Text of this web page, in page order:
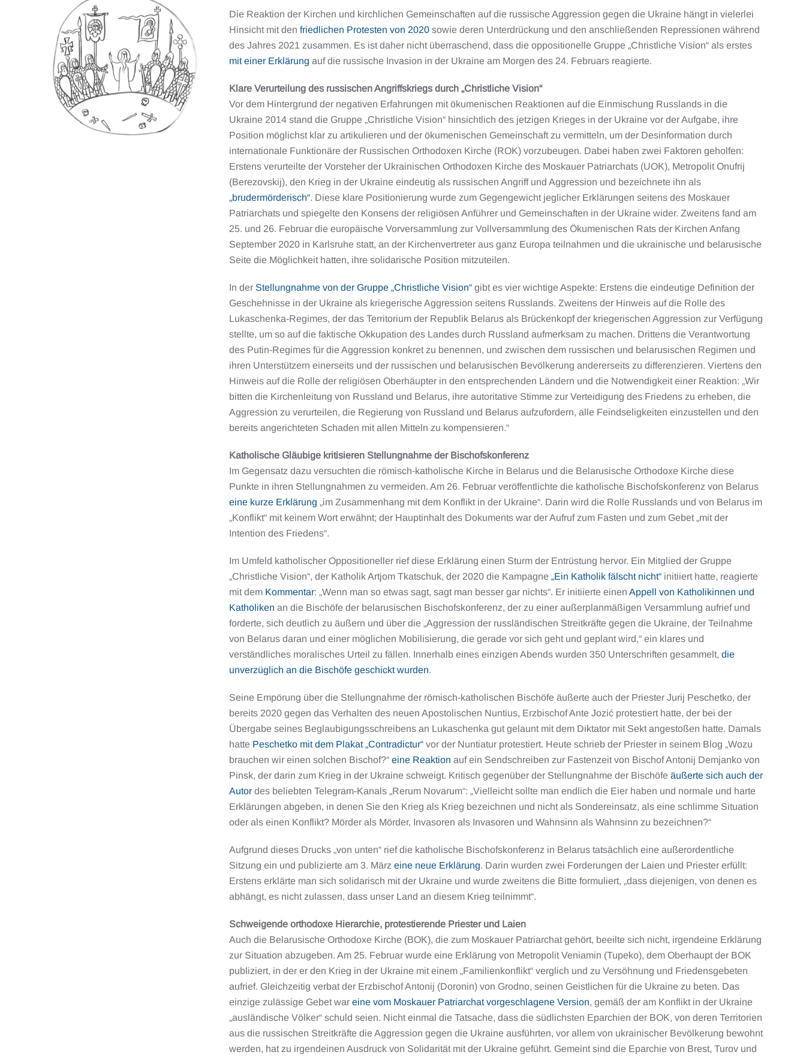
Die Reaktion der Kirchen und kirchlichen Gemeinschaften auf die russische Aggression gegen die Ukraine hängt in vielerlei
Hinsicht mit den friedlichen Protesten von 2020 sowie deren Unterdrückung und den anschließenden Repressionen während
des Jahres 2021 zusammen. Es ist daher nicht überraschend, dass die oppositionelle Gruppe „Christliche Vision“ als erstes
mit einer Erklärung auf die russische Invasion in der Ukraine am Morgen des 24. Februars reagierte.
Klare Verurteilung des russischen Angriffskriegs durch „Christliche Vision“
Vor dem Hintergrund der negativen Erfahrungen mit ökumenischen Reaktionen auf die Einmischung Russlands in die
Ukraine 2014 stand die Gruppe „Christliche Vision“ hinsichtlich des jetzigen Krieges in der Ukraine vor der Aufgabe, ihre
Position möglichst klar zu artikulieren und der ökumenischen Gemeinschaft zu vermitteln, um der Desinformation durch
internationale Funktionäre der Russischen Orthodoxen Kirche (ROK) vorzubeugen. Dabei haben zwei Faktoren geholfen:
Erstens verurteilte der Vorsteher der Ukrainischen Orthodoxen Kirche des Moskauer Patriarchats (UOK), Metropolit Onufrij
(Berezovskij), den Krieg in der Ukraine eindeutig als russischen Angriff und Aggression und bezeichnete ihn als
„brudermörderisch“. Diese klare Positionierung wurde zum Gegengewicht jeglicher Erklärungen seitens des Moskauer
Patriarchats und spiegelte den Konsens der religiösen Anführer und Gemeinschaften in der Ukraine wider. Zweitens fand am
25. und 26. Februar die europäische Vorversammlung zur Vollversammlung des Ökumenischen Rats der Kirchen Anfang
September 2020 in Karlsruhe statt, an der Kirchenvertreter aus ganz Europa teilnahmen und die ukrainische und belarusische
Seite die Möglichkeit hatten, ihre solidarische Position mitzuteilen.
In der Stellungnahme von der Gruppe „Christliche Vision“ gibt es vier wichtige Aspekte: Erstens die eindeutige Definition der
Geschehnisse in der Ukraine als kriegerische Aggression seitens Russlands. Zweitens der Hinweis auf die Rolle des
Lukaschenka-Regimes, der das Territorium der Republik Belarus als Brückenkopf der kriegerischen Aggression zur Verfügung
stellte, um so auf die faktische Okkupation des Landes durch Russland aufmerksam zu machen. Drittens die Verantwortung
des Putin-Regimes für die Aggression konkret zu benennen, und zwischen dem russischen und belarusischen Regimen und
ihren Unterstützern einerseits und der russischen und belarusischen Bevölkerung andererseits zu differenzieren. Viertens den
Hinweis auf die Rolle der religiösen Oberhäupter in den entsprechenden Ländern und die Notwendigkeit einer Reaktion: „Wir
bitten die Kirchenleitung von Russland und Belarus, ihre autoritative Stimme zur Verteidigung des Friedens zu erheben, die
Aggression zu verurteilen, die Regierung von Russland und Belarus aufzufordern, alle Feindseligkeiten einzustellen und den
bereits angerichteten Schaden mit allen Mitteln zu kompensieren.“
Katholische Gläubige kritisieren Stellungnahme der Bischofskonferenz
Im Gegensatz dazu versuchten die römisch-katholische Kirche in Belarus und die Belarusische Orthodoxe Kirche diese
Punkte in ihren Stellungnahmen zu vermeiden. Am 26. Februar veröffentlichte die katholische Bischofskonferenz von Belarus
eine kurze Erklärung „im Zusammenhang mit dem Konflikt in der Ukraine“. Darin wird die Rolle Russlands und von Belarus im
„Konflikt“ mit keinem Wort erwähnt; der Hauptinhalt des Dokuments war der Aufruf zum Fasten und zum Gebet „mit der
Intention des Friedens“.
Im Umfeld katholischer Oppositioneller rief diese Erklärung einen Sturm der Entrüstung hervor. Ein Mitglied der Gruppe
„Christliche Vision“, der Katholik Artjom Tkatschuk, der 2020 die Kampagne „Ein Katholik fälscht nicht“ initiiert hatte, reagierte
mit dem Kommentar: „Wenn man so etwas sagt, sagt man besser gar nichts“. Er initiierte einen Appell von Katholikinnen und
Katholiken an die Bischöfe der belarusischen Bischofskonferenz, der zu einer außerplanmäßigen Versammlung aufrief und
forderte, sich deutlich zu äußern und über die „Aggression der russländischen Streitkräfte gegen die Ukraine, der Teilnahme
von Belarus daran und einer möglichen Mobilisierung, die gerade vor sich geht und geplant wird,“ ein klares und
verständliches moralisches Urteil zu fällen. Innerhalb eines einzigen Abends wurden 350 Unterschriften gesammelt, die
unverzüglich an die Bischöfe geschickt wurden.
Seine Empörung über die Stellungnahme der römisch-katholischen Bischöfe äußerte auch der Priester Jurij Peschetko, der
bereits 2020 gegen das Verhalten des neuen Apostolischen Nuntius, Erzbischof Ante Jozić protestiert hatte, der bei der
Übergabe seines Beglaubigungsschreibens an Lukaschenka gut gelaunt mit dem Diktator mit Sekt angestoßen hatte. Damals
hatte Peschetko mit dem Plakat „Contradictur“ vor der Nuntiatur protestiert. Heute schrieb der Priester in seinem Blog „Wozu
brauchen wir einen solchen Bischof?“ eine Reaktion auf ein Sendschreiben zur Fastenzeit von Bischof Antonij Demjanko von
Pinsk, der darin zum Krieg in der Ukraine schweigt. Kritisch gegenüber der Stellungnahme der Bischöfe äußerte sich auch der
Autor des beliebten Telegram-Kanals „Rerum Novarum“: „Vielleicht sollte man endlich die Eier haben und normale und harte
Erklärungen abgeben, in denen Sie den Krieg als Krieg bezeichnen und nicht als Sondereinsatz, als eine schlimme Situation
oder als einen Konflikt? Mörder als Mörder, Invasoren als Invasoren und Wahnsinn als Wahnsinn zu bezeichnen?“
Aufgrund dieses Drucks „von unten“ rief die katholische Bischofskonferenz in Belarus tatsächlich eine außerordentliche
Sitzung ein und publizierte am 3. März eine neue Erklärung. Darin wurden zwei Forderungen der Laien und Priester erfüllt:
Erstens erklärte man sich solidarisch mit der Ukraine und wurde zweitens die Bitte formuliert, „dass diejenigen, von denen es
abhängt, es nicht zulassen, dass unser Land an diesem Krieg teilnimmt“.
Schweigende orthodoxe Hierarchie, protestierende Priester und Laien
Auch die Belarusische Orthodoxe Kirche (BOK), die zum Moskauer Patriarchat gehört, beeilte sich nicht, irgendeine Erklärung
zur Situation abzugeben. Am 25. Februar wurde eine Erklärung von Metropolit Veniamin (Tupeko), dem Oberhaupt der BOK
publiziert, in der er den Krieg in der Ukraine mit einem „Familienkonflikt“ verglich und zu Versöhnung und Friedensgebeten
aufrief. Gleichzeitig verbat der Erzbischof Antonij (Doronin) von Grodno, seinen Geistlichen für die Ukraine zu beten. Das
einzige zulässige Gebet war eine vom Moskauer Patriarchat vorgeschlagene Version, gemäß der am Konflikt in der Ukraine
„ausländische Völker“ schuld seien. Nicht einmal die Tatsache, dass die südlichsten Eparchien der BOK, von deren Territorien
aus die russischen Streitkräfte die Aggression gegen die Ukraine ausführten, vor allem von ukrainischer Bevölkerung bewohnt
werden, hat zu irgendeinen Ausdruck von Solidarität mit der Ukraine geführt. Gemeint sind die Eparchie von Brest, Turov und